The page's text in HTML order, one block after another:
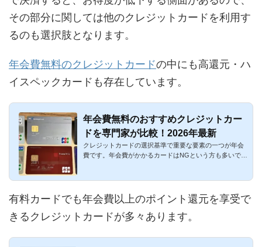
その部分に関しては他のクレジットカードを利用す
るのも選択肢となります。
年会費無料のクレジットカードの中にも高還元・ハ
イスペックカードも存在しています。
年会費無料のおすすめクレジットカー
ドを専門家が比較！2026年最新
クレジットカードの選択基準で重要な要素の一つが年会
費です。年会費がかかるカードはNGという方も多いです
有料カードでも年会費以上のポイント還元を享受で
きるクレジットカードが多々あります。